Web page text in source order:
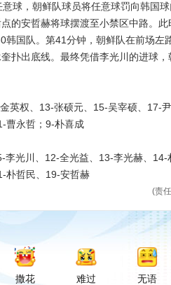
球，朝鲜队球员将任意球罚向韩国
的安哲赫将球摆渡至小禁区中路。
韩国队。第41分钟，朝鲜队在前场左
扑出底线。最终凭借李光川的进球
权、13-张硕元、15-吴宰硕、17-
曹永哲；9-朴喜成
光川、12-全光益、13-李光赫、14-
朴哲民、19-安哲赫
(责
撒花 难过 无语